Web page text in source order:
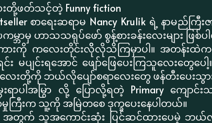
းတို့ဖတ်သင့်တဲ့ Funny fiction
စာရေးဆရာမ Nancy Krulik ရဲ့ နာမည်ကြီ
မ္ဘာမှ ဟာသသရုပ်ဖော် စွန့်စားခန်းလေးများ ဖြစ်
ကားကို ကလေးတိုင်းလိိုလိုသိကြမှာပါ။ အတန်း
မပျင်းရအောင် ဖျော်ဖြေပေးကြသူလေးတွေပေါ့
ေးတို့ကို ဘယ်လိုပျော်စရာလေးတွေ ဖန်တီးပေးသွာ
ာပါအမြွာ လို့ ပြောလို့ရတဲ့ Primary ကျောင်း
မှုကြီးက သူ့ကို အမြဲတစေ ဒုက္ခပေးနေပါတယ်။
အတွက် သူအကောင်းဆုံး ပြင်ဆင်ထားပေမဲ့ ဘ